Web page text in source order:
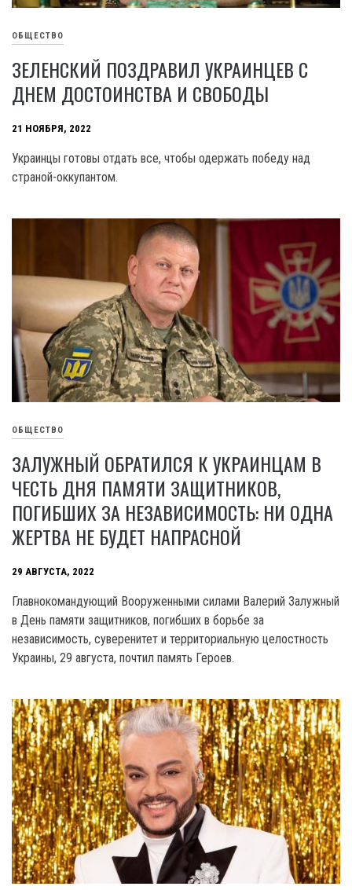
ОБЩЕСТВО
ЗЕЛЕНСКИЙ ПОЗДРАВИЛ УКРАИНЦЕВ С
ДНЕМ ДОСТОИНСТВА И СВОБОДЫ
21 НОЯБРЯ, 2022
Украинцы готовы отдать все, чтобы одержать победу над
страной-оккупантом.
ОБЩЕСТВО
ЗАЛУЖНЫЙ ОБРАТИЛСЯ К УКРАИНЦАМ В
ЧЕСТЬ ДНЯ ПАМЯТИ ЗАЩИТНИКОВ,
ПОГИБШИХ ЗА НЕЗАВИСИМОСТЬ: НИ ОДНА
ЖЕРТВА НЕ БУДЕТ НАПРАСНОЙ
29 АВГУСТА, 2022
Главнокомандующий Вооруженными силами Валерий Залужный
в День памяти защитников, погибших в борьбе за
независимость, суверенитет и территориальную целостность
Украины, 29 августа, почтил память Героев.